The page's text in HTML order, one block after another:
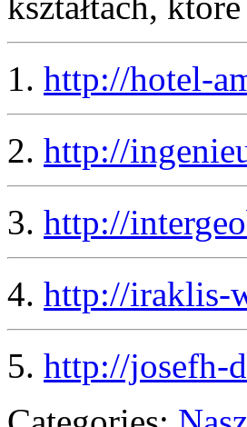
1. http://hotel-
2. http://
3. http://
4. http://iraklis-
5. http://josefh-